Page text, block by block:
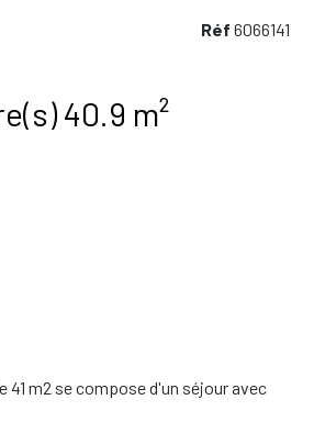
Appartement 2 pièce(s) 1 chambre(s) 40.9 m²
Réf 6066141
41 m2 se compose d'un séjour avec